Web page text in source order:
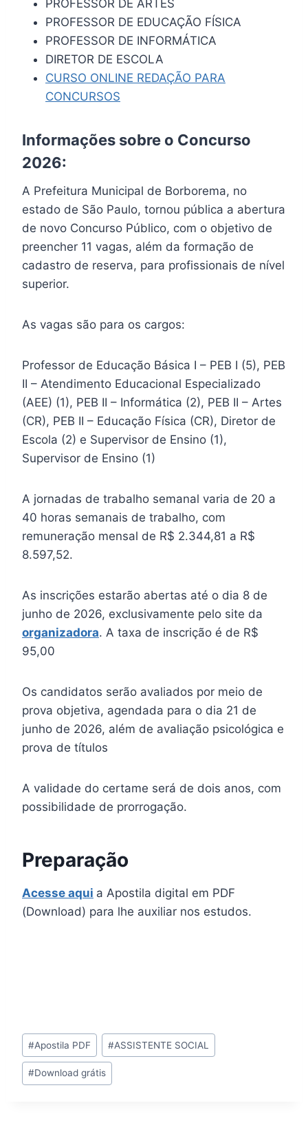
PROFESSOR DE ARTES
PROFESSOR DE EDUCAÇÃO FÍSICA
PROFESSOR DE INFORMÁTICA
DIRETOR DE ESCOLA
CURSO ONLINE REDAÇÃO PARA
CONCURSOS
Informações sobre o Concurso
2026:
A Prefeitura Municipal de Borborema, no
estado de São Paulo, tornou pública a abertura
de novo Concurso Público, com o objetivo de
preencher 11 vagas, além da formação de
cadastro de reserva, para profissionais de nível
superior.
As vagas são para os cargos:
Professor de Educação Básica I – PEB I (5), PEB
II – Atendimento Educacional Especializado
(AEE) (1), PEB II – Informática (2), PEB II – Artes
(CR), PEB II – Educação Física (CR), Diretor de
Escola (2) e Supervisor de Ensino (1),
Supervisor de Ensino (1)
A jornadas de trabalho semanal varia de 20 a
40 horas semanais de trabalho, com
remuneração mensal de R$ 2.344,81 a R$
8.597,52.
As inscrições estarão abertas até o dia 8 de
junho de 2026, exclusivamente pelo site da
organizadora. A taxa de inscrição é de R$
95,00
Os candidatos serão avaliados por meio de
prova objetiva, agendada para o dia 21 de
junho de 2026, além de avaliação psicológica e
prova de títulos
A validade do certame será de dois anos, com
possibilidade de prorrogação.
Preparação
Acesse aqui a Apostila digital em PDF
(Download) para lhe auxiliar nos estudos.
Tags
do
Post:
#Apostila PDF #ASSISTENTE SOCIAL
#Download grátis